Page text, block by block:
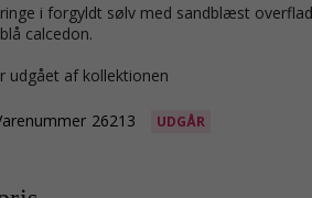
calcedon.
udgået af kollektionen
26213 UDGÅR